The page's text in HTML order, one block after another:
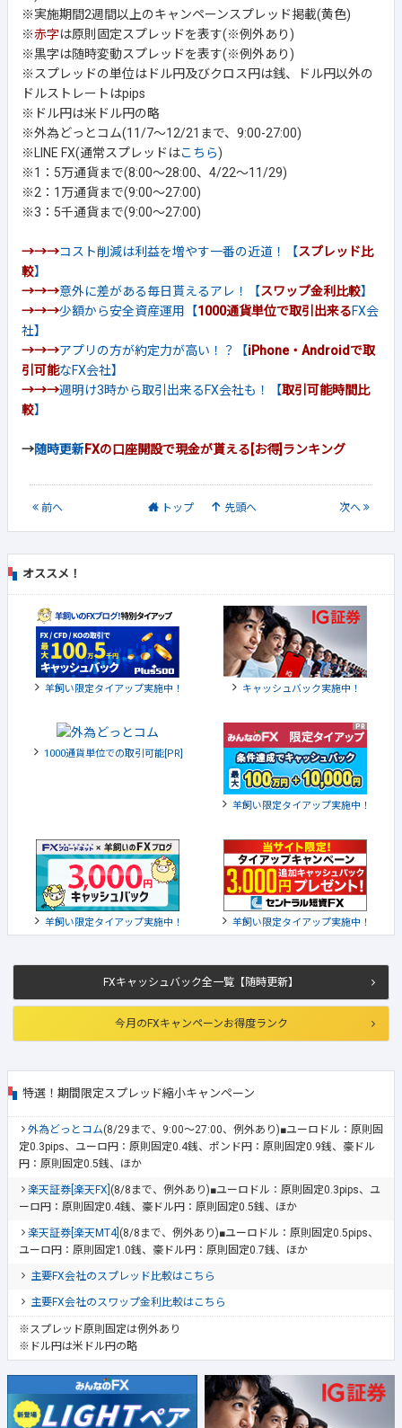
※実施期間2週間以上のキャンペーンスプレッド掲載(黄色)
※赤字は原則固定スプレッドを表す(※例外あり)
※黒字は随時変動スプレッドを表す(※例外あり)
※スプレッドの単位はドル円及びクロス円は銭、ドル円以外の
ドルストレートはpips
※ドル円は米ドル円の略
※外為どっとコム(11/7～12/21まで、9:00-27:00)
※LINE FX(通常スプレッドはこちら)
※1：5万通貨まで(8:00～28:00、4/22～11/29)
※2：1万通貨まで(9:00～27:00)
※3：5千通貨まで(9:00～27:00)
→→→コスト削減は利益を増やす一番の近道！【スプレッド比
較】
→→→意外に差がある毎日貰えるアレ！【スワップ金利比較】
→→→少額から安全資産運用【1000通貨単位で取引出来るFX会
社】
→→→アプリの方が約定力が高い！？【iPhone・Androidで取
引可能なFX会社】
→→→週明け3時から取引出来るFX会社も！【取引可能時間比
較】
→随時更新FXの口座開設で現金が貰える[お得]ランキング
前へ トップ 先頭へ 次へ
FXキャッシュバック全一覧【随時更新】
今月のFXキャンペーンお得度ランク
特選！期間限定スプレッド縮小キャンペーン
外為どっとコム(8/29まで、9:00～27:00、例外あり)■ユーロドル：原則固
定0.3pips、ユーロ円：原則固定0.4銭、ポンド円：原則固定0.9銭、豪ドル
円：原則固定0.5銭、ほか
楽天証券[楽天FX] (8/8まで、例外あり)■ユーロドル：原則固定0.3pips、ユ
ーロ円：原則固定0.4銭、豪ドル円：原則固定0.5銭、ほか
楽天証券[楽天MT4] (8/8まで、例外あり)■ユーロドル：原則固定0.5pips、
ユーロ円：原則固定1.0銭、豪ドル円：原則固定0.7銭、ほか
主要FX会社のスプレッド比較はこちら
主要FX会社のスワップ金利比較はこちら
※スプレッド原則固定は例外あり
※ドル円は米ドル円の略
オススメ！
羊飼い限定タイアップ実施中！ キャッシュバック実施中！
1000通貨単位での取引可能[PR]
羊飼い限定タイアップ実施中！
羊飼い限定タイアップ実施中！ 羊飼い限定タイアップ実施中！